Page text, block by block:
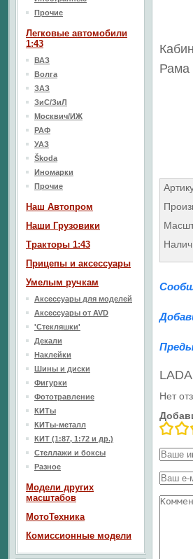
Рама
Нет
Прочие
Легковые автомобили
1:43
ВАЗ
Волга
ЗАЗ
ЗиС/ЗиЛ
Москвич/ИЖ
РАФ
УАЗ
Škoda
Иномарки
Прочие
Наш Aвтопром
Наши Грузовики
Тракторы 1:43
Прицепы и аксессуары
Умелым ручкам
Аксессуары для моделей
Аксессуары от AVD
'Стекляшки'
Декали
Наклейки
Шины и диски
Фигурки
Фототравление
КИТы
КИТы-металл
КИТ (1:87, 1:72 и др.)
Стеллажи и боксы
Разное
Модели других
масштабов
МотоТехника
Комиссионные модели